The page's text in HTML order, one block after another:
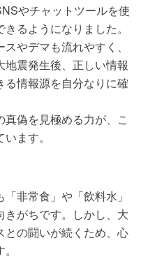
やチャットツールを使
るようになりました。
やデマも流れやすく、
震発生後、正しい情報
る情報源を自分なりに確
偽を見極める力が、こ
ます。
非常食」や「飲料水」
きがちです。しかし、大
との闘いが続くため、心